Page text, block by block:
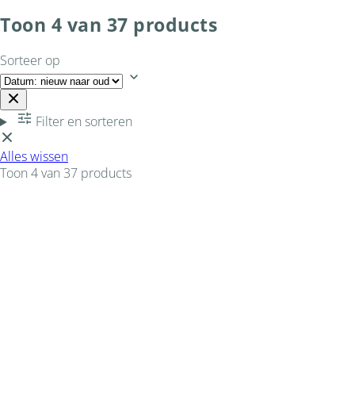
Toon 4 van 37 products
Sorteer op
Filter en sorteren
Alles wissen
Toon 4 van 37 products